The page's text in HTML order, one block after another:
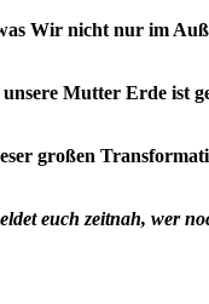
Wir nicht nur im
Mutter Erde ist
großen
euch zeitnah, wer